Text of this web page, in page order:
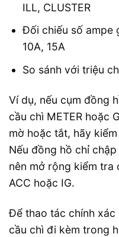
ILL, CLUSTER
Đối chiếu số ampe
10A, 15A
So sánh với triệu
Ví dụ, nếu cụm đồng
cầu chì METER hoặc
mờ hoặc tắt, hãy
Nếu đồng hồ chỉ
nên mở rộng kiểm tra
ACC hoặc IG.
Để thao tác chính xác
cầu chì đi kèm trong